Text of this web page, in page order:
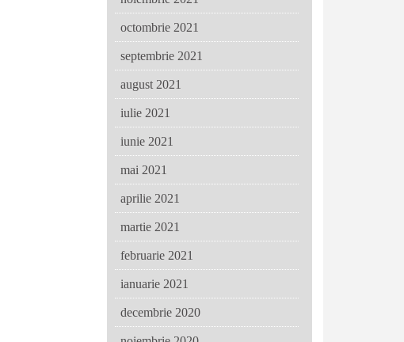
octombrie 2021
septembrie 2021
august 2021
iulie 2021
iunie 2021
mai 2021
aprilie 2021
martie 2021
februarie 2021
ianuarie 2021
decembrie 2020